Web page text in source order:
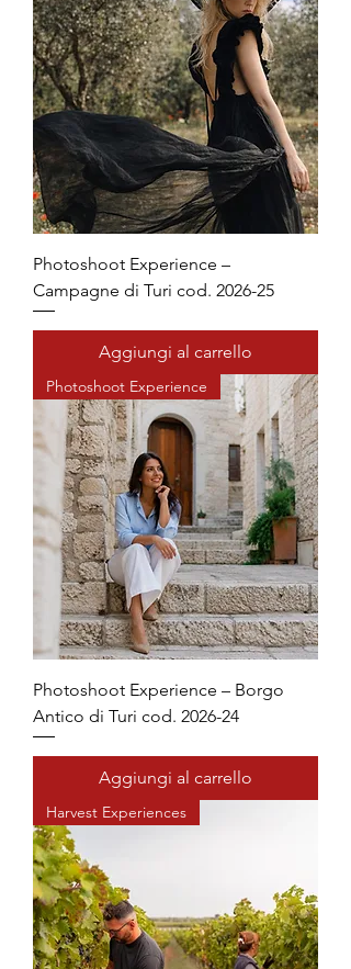
Photoshoot Experience –
Campagne di Turi cod. 2026-25
Aggiungi al carrello
Photoshoot Experience
Photoshoot Experience – Borgo
Antico di Turi cod. 2026-24
Aggiungi al carrello
Harvest Experiences